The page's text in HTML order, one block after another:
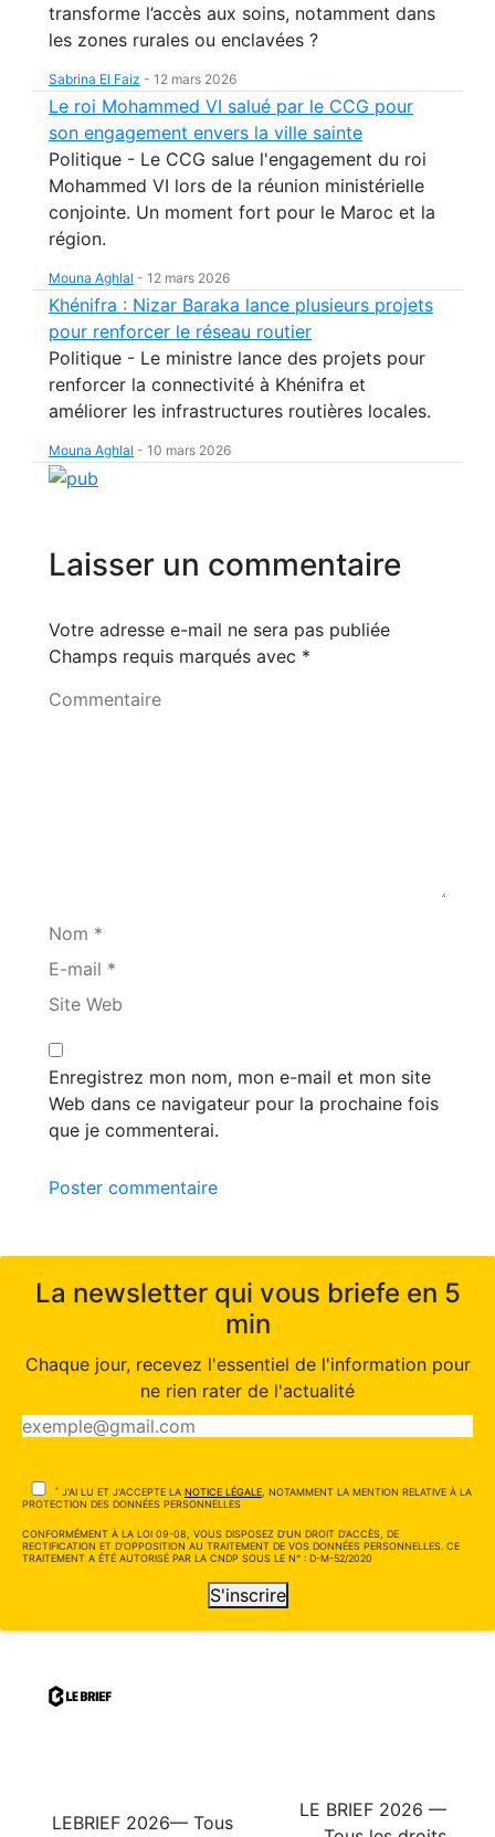
transforme l’accès aux soins, notamment dans
les zones rurales ou enclavées ?
Sabrina El Faiz - 12 mars 2026
Le roi Mohammed VI salué par le CCG pour
son engagement envers la ville sainte
Politique - Le CCG salue l'engagement du roi
Mohammed VI lors de la réunion ministérielle
conjointe. Un moment fort pour le Maroc et la
région.
Mouna Aghlal - 12 mars 2026
Khénifra : Nizar Baraka lance plusieurs projets
pour renforcer le réseau routier
Politique - Le ministre lance des projets pour
renforcer la connectivité à Khénifra et
améliorer les infrastructures routières locales.
Mouna Aghlal - 10 mars 2026
Laisser un commentaire
Votre adresse e-mail ne sera pas publiée
Champs requis marqués avec *
Commentaire
Nom *
E-mail *
Site Web
Enregistrez mon nom, mon e-mail et mon site
Web dans ce navigateur pour la prochaine fois
que je commenterai.
Poster commentaire
La newsletter qui vous briefe en 5
min
Chaque jour, recevez l'essentiel de l'information pour
ne rien rater de l'actualité
* J'AI LU ET J'ACCEPTE LA NOTICE LÉGALE, NOTAMMENT LA MENTION RELATIVE À LA
PROTECTION DES DONNÉES PERSONNELLES
CONFORMÉMENT À LA LOI 09-08, VOUS DISPOSEZ D'UN DROIT D'ACCÈS, DE
RECTIFICATION ET D'OPPOSITION AU TRAITEMENT DE VOS DONNÉES PERSONNELLES. CE
TRAITEMENT A ÉTÉ AUTORISÉ PAR LA CNDP SOUS LE N° : D-M-52/2020
S'inscrire
LEBRIEF 2026— Tous
LE BRIEF 2026 —